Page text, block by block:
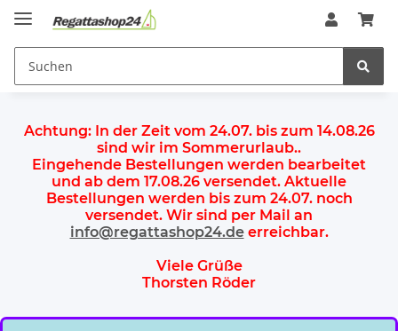
Achtung: In der Zeit vom 24.07. bis zum 14.08.26
sind wir im Sommerurlaub..
Eingehende Bestellungen werden bearbeitet
und ab dem 17.08.26 versendet. Aktuelle
Bestellungen werden bis zum 24.07.noch
versendet. Wir sind per Mail an
info@regattashop24.deerreichbar.
Viele Grüße
Thorsten Röder